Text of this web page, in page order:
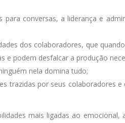
conversas, a liderança e
dos colaboradores, que
e podem desfalcar a produção
nela domina tudo;
trazidas por seus colaboradores
mais ligadas ao